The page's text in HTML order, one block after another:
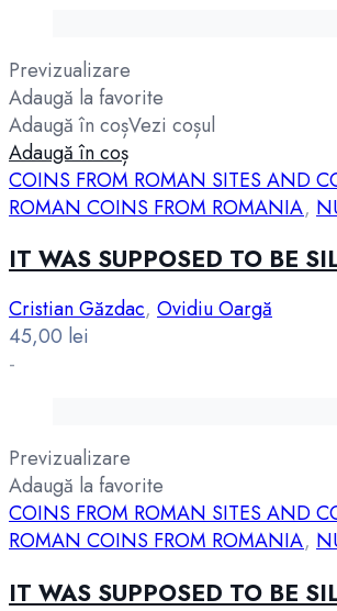
Previzualizare
Adaugă la favorite
Adaugă în coșVezi coșul
Adaugă în coș
COINS FROM ROMAN SITES AND
ROMAN COINS FROM ROMANIA,
IT WAS SUPPOSED TO BE
Cristian Găzdac, Ovidiu Oargă
45,00 lei
-
Previzualizare
Adaugă la favorite
COINS FROM ROMAN SITES AND
ROMAN COINS FROM ROMANIA,
IT WAS SUPPOSED TO BE